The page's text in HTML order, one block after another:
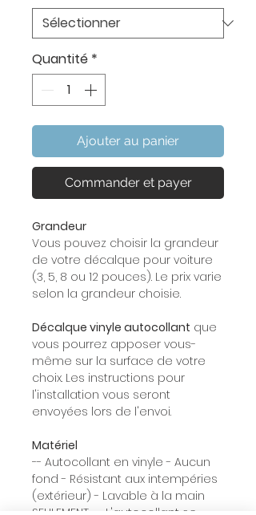
Quantité *
Ajouter au panier
Commander et payer
Grandeur
Vous pouvez choisir la grandeur
de votre décalque pour voiture
(3, 5, 8 ou 12 pouces). Le prix varie
selon la grandeur choisie.
Décalque vinyle autocollant que
vous pourrez apposer vous-
même sur la surface de votre
choix. Les instructions pour
l'installation vous seront
envoyées lors de l'envoi.
Matériel
-- Autocollant en vinyle - Aucun
fond - Résistant aux intempéries
(extérieur) - Lavable à la main